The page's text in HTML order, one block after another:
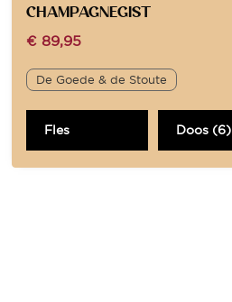
CHAMPAGNEGIST
€89,95
De Goede & de Stoute
Fles Doos (6)